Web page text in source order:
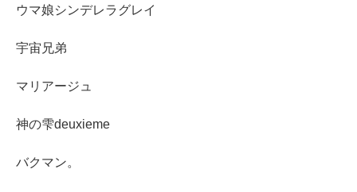
ウマ娘シンデレラグレイ
宇宙兄弟
マリアージュ
神の雫deuxieme
バクマン。